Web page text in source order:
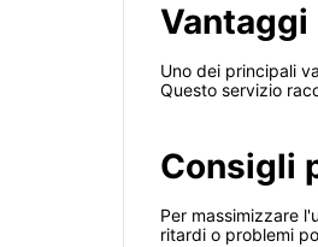
Uno dei principali
Questo servizio
Consigli
Per massimizzare
ritardi o problemi